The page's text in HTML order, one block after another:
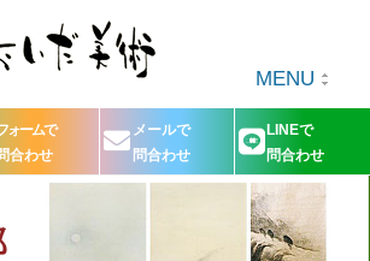
MENU
ォームで
合わせ
メールで
問合わせ
LINEで
問合わせ